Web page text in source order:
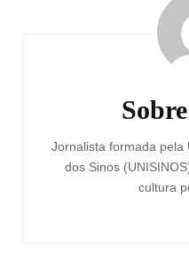
Jornalista formada pela
dos Sinos
cultura